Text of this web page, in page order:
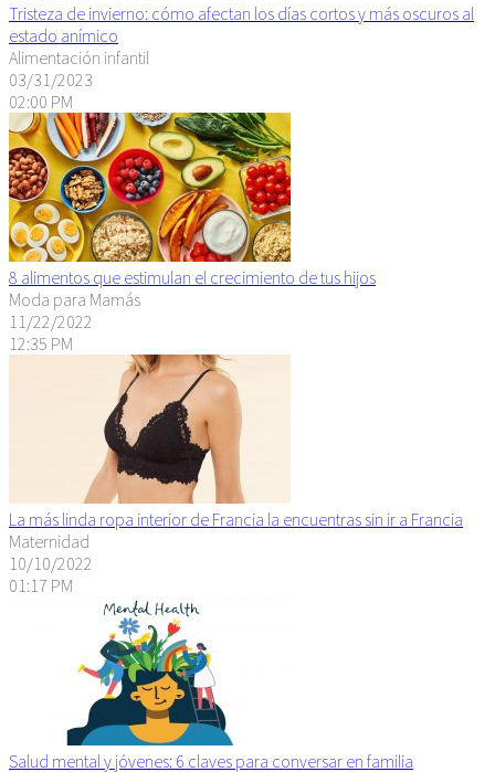
Tristeza de invierno: cómo afectan los días cortos y más oscuros al
estado anímico
Alimentación infantil
03/31/2023
02:00 PM
8 alimentos que estimulan el crecimiento de tus hijos
Moda para Mamás
11/22/2022
12:35 PM
La más linda ropa interior de Francia la encuentras sin ir a Francia
Maternidad
10/10/2022
01:17 PM
Salud mental y jóvenes: 6 claves para conversar en familia